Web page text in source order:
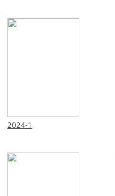
2024-1